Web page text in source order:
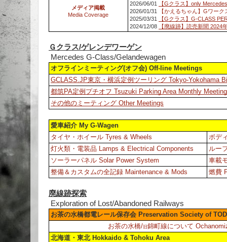
メディア掲載
Media Coverage
2026/06/01
【Gクラス】only
2026/01/31
【かえるちゃん】Gワーク
2025/03/31
【Gクラス】G-CLASS
2024/12/08
【廃線跡】読売新聞 2024
Ｇクラス/ゲレンデワーゲン
Mercedes G-Class/Gelandewagen
オフラインミーティング(オフ会) Off-line Meetings
GCLASS.JP東京・横浜定例ツーリング Tokyo-Yokohama
都筑PA定例プチオフ Tsuzuki Parking Area Monthly Meeting
その他のミーティング Other Meetings
愛車紹介 My G-Wagen
タイヤ・ホイール Tyres & Wheels
ボデ
灯火類・電装品 Lamps & Electrical Components
ルー
ソーラーパネル Solar Power System
車載
整備＆カスタムの全記録 Maintenance & Mods
燃費
廃線跡探索
Exploration of Lost/Abandoned Railways
お茶の水橋都電レール保存会 Preservation Society of
お茶の水橋/ 旧錦町線について
北海道・東北 Hokkaido & Tohoku Area